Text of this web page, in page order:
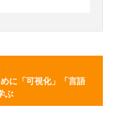
に「可視化」「言語
ぶ